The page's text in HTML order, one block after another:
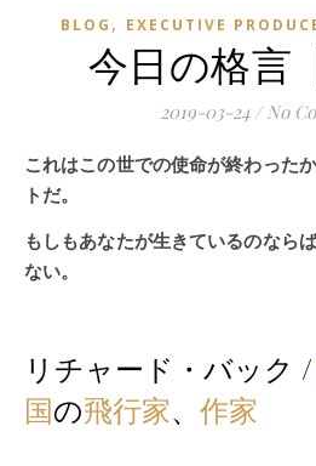
BLOG , EXECUTIVE
今日の格言
2019-03-24 / No
これはこの世での使命が終わったかどうかを知るためのテス
トだ。
もしもあなたが生きているのなら
ない。
リチャード・バック /
国の飛行家、 作家